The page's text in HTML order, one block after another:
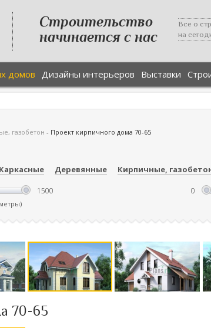
Строительство
начинается с нас
Все о
на
домов Дизайны интерьеров Выставки
газобетон - Проект кирпичного дома 70-65
Каркасные Деревянные Кирпичные,
70-65